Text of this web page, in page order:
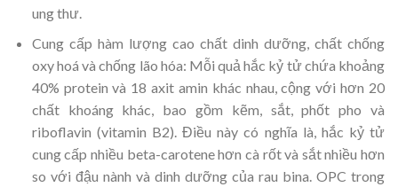
ung thư.
Cung cấp hàm lượng cao chất dinh dưỡng, chất chống
oxy hoá và chống lão hóa: Mỗi quả hắc kỷ tử chứa khoảng
40% protein và 18 axit amin khác nhau, cộng với hơn 20
chất khoáng khác, bao gồm kẽm, sắt, phốt pho và
riboflavin (vitamin B2). Điều này có nghĩa là, hắc kỷ tử
cung cấp nhiều beta-carotene hơn cà rốt và sắt nhiều hơn
so với đậu nành và dinh dưỡng của rau bina. OPC trong